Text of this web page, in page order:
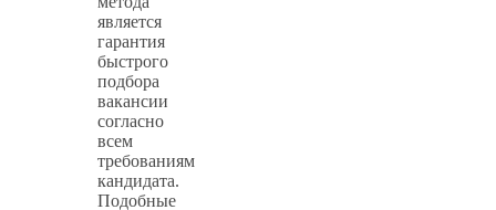
является
гарантия
быстрого
подбора
вакансии
согласно
всем
требованиям
кандидата.
Подобные